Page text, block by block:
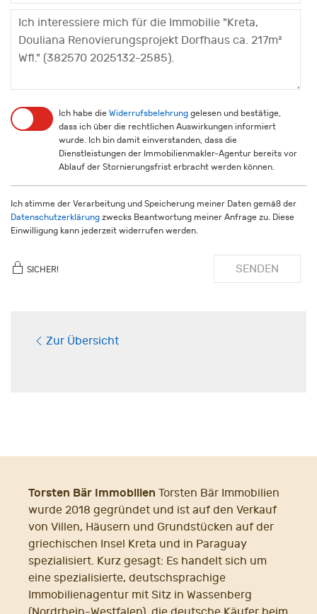
Ich habe die Widerrufsbelehrung gelesen und bestätige,
dass ich über die rechtlichen Auswirkungen informiert
wurde. Ich bin damit einverstanden, dass die
Dienstleistungen der Immobilienmakler-Agentur bereits vor
Ablauf der Stornierungsfrist erbracht werden können.
Ich stimme der Verarbeitung und Speicherung meiner Daten gemäß der
Datenschutzerklärung zwecks Beantwortung meiner Anfrage zu. Diese
Einwilligung kann jederzeit widerrufen werden.
SICHER! SENDEN
Zur Übersicht
Torsten Bär Immobilien Torsten Bär Immobilien
wurde 2018 gegründet und ist auf den Verkauf
von Villen, Häusern und Grundstücken auf der
griechischen Insel Kreta und in Paraguay
spezialisiert. Kurz gesagt: Es handelt sich um
eine spezialisierte, deutschsprachige
Immobilienagentur mit Sitz in Wassenberg